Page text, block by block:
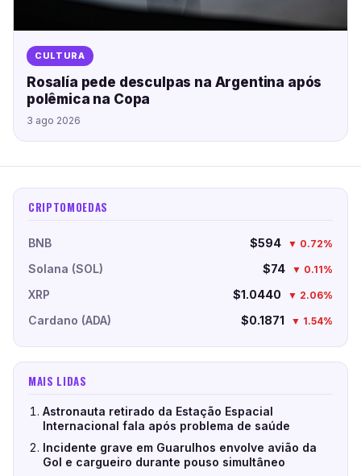
CULTURA
Rosalía pede desculpas na Argentina após
polêmica na Copa
3 ago 2026
CRIPTOMOEDAS
BNB $594 ▼ 0.72%
Solana (SOL) $74 ▼ 0.11%
XRP $1.0440 ▼ 2.06%
Cardano (ADA) $0.1871 ▼ 1.54%
MAIS LIDAS
Astronauta retirado da Estação Espacial
Internacional fala após problema de saúde
Incidente grave em Guarulhos envolve avião da
Gol e cargueiro durante pouso simultâneo